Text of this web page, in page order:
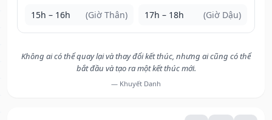
15h – 16h (Giờ Thân) 17h – 18h (Giờ Dậu)
Không ai có thể quay lại và thay đổi kết thúc, nhưng ai cũng có thể
bắt đầu và tạo ra một kết thúc mới.
— Khuyết Danh